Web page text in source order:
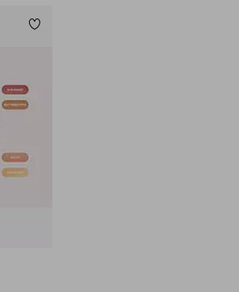
Lägg till i favoriter